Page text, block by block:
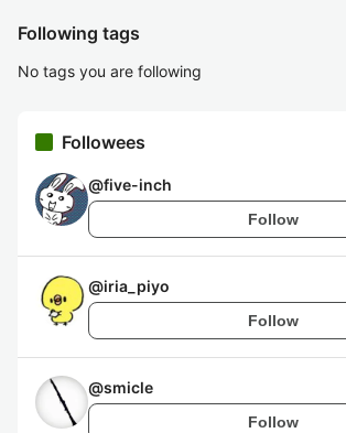
Following tags
No tags you are following
Followees
@five-inch
Follow
@iria_piyo
Follow
@smicle
Follow